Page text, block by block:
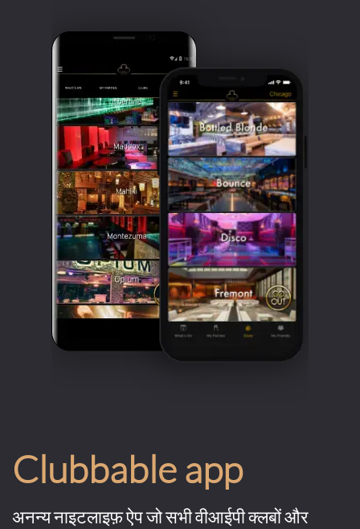
Clubbable app
अनन्य नाइटलाइफ़ ऐप जो सभी वीआईपी क्लबों और